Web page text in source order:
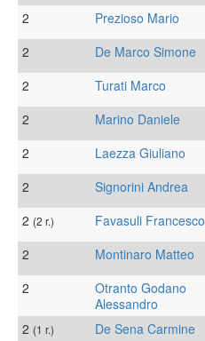
2
Prezioso Mario
2
De Marco Simone
2
Turati Marco
2
Marino Daniele
2
Laezza Giuliano
2
Signorini Andrea
2 (2 r.) Favasuli Francesco
2
Montinaro Matteo
2
Otranto Godano
Alessandro
2 (1 r.) De Sena Carmine